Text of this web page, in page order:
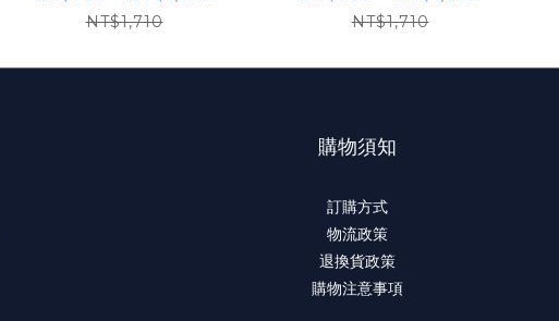
NT$1,710
NT$1,710
購物須知
訂購方式
物流政策
退換貨政策
購物注意事項